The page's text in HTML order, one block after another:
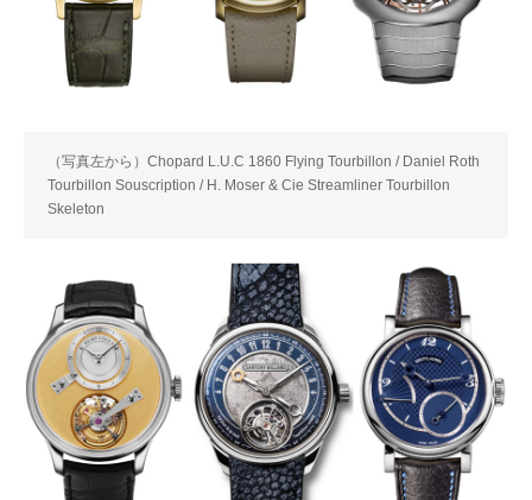
（写真左から）Chopard L.U.C 1860 Flying Tourbillon / Daniel Roth
Tourbillon Souscription / H. Moser & Cie Streamliner Tourbillon
Skeleton